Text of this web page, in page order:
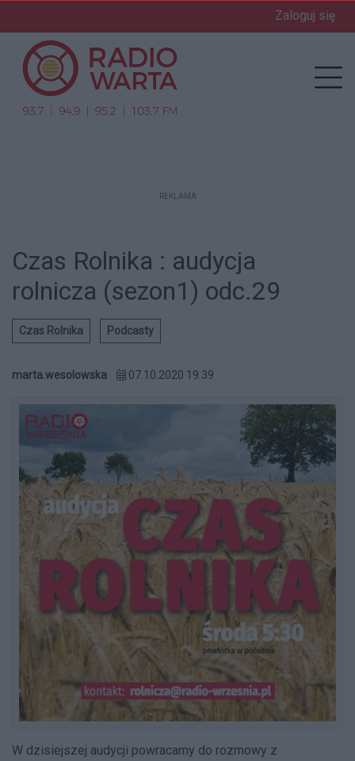
Zaloguj się
REKLAMA
Czas Rolnika : audycja
rolnicza (sezon1) odc.29
Czas Rolnika Podcasty
marta.wesolowska 07.10.2020 19:39
W dzisiejszej audycji powracamy do rozmowy z